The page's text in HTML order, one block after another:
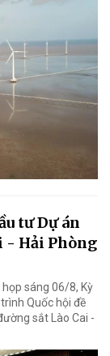
tư Dự án
- Hải Phòng
sáng 06/8, Kỳ
Quốc hội đề
sắt Lào Cai -